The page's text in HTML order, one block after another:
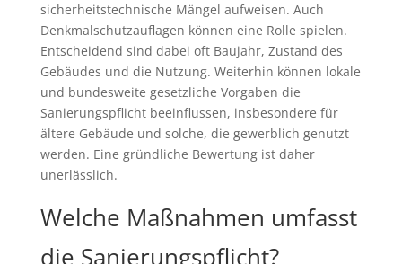
sicherheitstechnische Mängel aufweisen. Auch
Denkmalschutzauflagen können eine Rolle spielen.
Entscheidend sind dabei oft Baujahr, Zustand des
Gebäudes und die Nutzung. Weiterhin können lokale
und bundesweite gesetzliche Vorgaben die
Sanierungspflicht beeinflussen, insbesondere für
ältere Gebäude und solche, die gewerblich genutzt
werden. Eine gründliche Bewertung ist daher
unerlässlich.
Welche Maßnahmen umfasst
die Sanierungspflicht?